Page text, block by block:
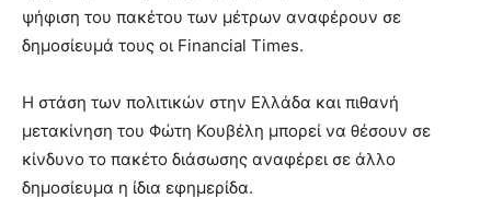
ψήφιση του πακέτου των μέτρων αναφέρουν σε
δημοσίευμά τους οι Financial Times.
Η στάση των πολιτικών στην Ελλάδα και πιθανή
μετακίνηση του Φώτη Κουβέλη μπορεί να θέσουν σε
κίνδυνο το πακέτο διάσωσης αναφέρει σε άλλο
δημοσίευμα η ίδια εφημερίδα.